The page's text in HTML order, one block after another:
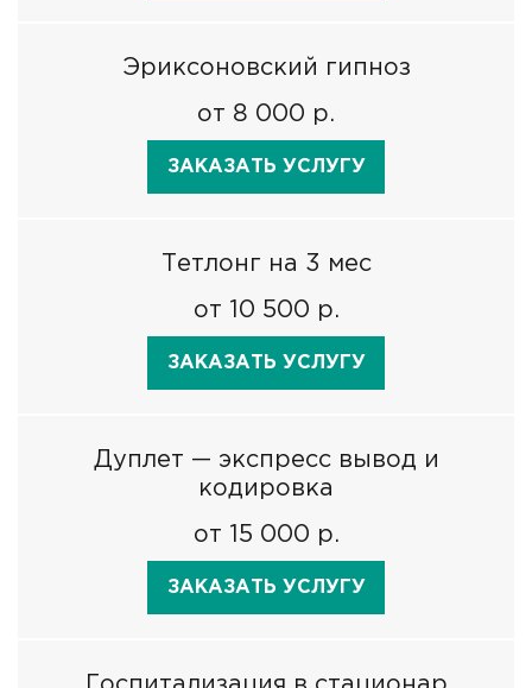
Эриксоновский гипноз
от 8 000 р.
ЗАКАЗАТЬ УСЛУГУ
Тетлонг на 3 мес
от 10 500 р.
ЗАКАЗАТЬ УСЛУГУ
Дуплет — экспресс вывод и
кодировка
от 15 000 р.
ЗАКАЗАТЬ УСЛУГУ